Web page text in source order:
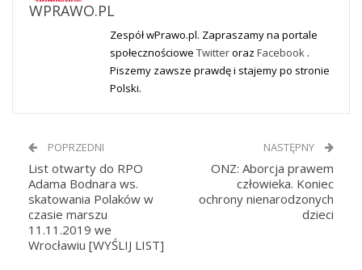
WPRAWO.PL
Zespół wPrawo.pl. Zapraszamy na portale
społecznościowe Twitteroraz Facebook .
Piszemy zawsze prawdę i stajemy po stronie
Polski.
POPRZEDNI
List otwarty do RPO
Adama Bodnara ws.
skatowania Polaków w
czasie marszu
11.11.2019 we
Wrocławiu [WYŚLIJ LIST]
NASTĘPNY
ONZ: Aborcja prawem
człowieka. Koniec
ochrony nienarodzonych
dzieci